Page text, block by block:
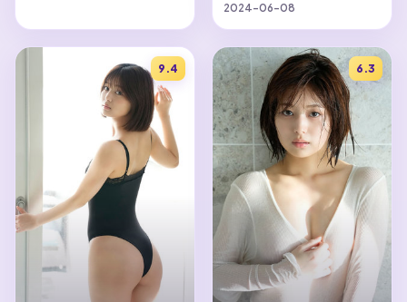
2024-06-08
9.4 6.3